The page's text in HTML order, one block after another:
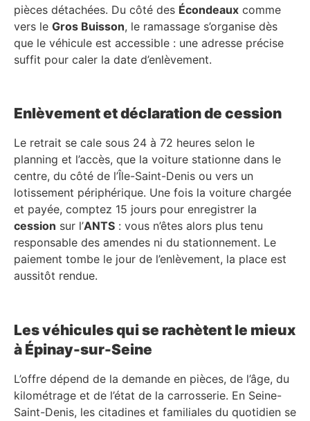
pièces détachées. Du côté des Écondeaux comme
vers le Gros Buisson, le ramassage s’organise dès
que le véhicule est accessible : une adresse précise
suffit pour caler la date d’enlèvement.
Enlèvement et déclaration de cession
Le retrait se cale sous 24 à 72 heures selon le
planning et l’accès, que la voiture stationne dans le
centre, du côté de l’Île-Saint-Denis ou vers un
lotissement périphérique. Une fois la voiture chargée
et payée, comptez 15 jours pour enregistrer la
cession sur l’ANTS : vous n’êtes alors plus tenu
responsable des amendes ni du stationnement. Le
paiement tombe le jour de l’enlèvement, la place est
aussitôt rendue.
Les véhicules qui se rachètent le mieux
à Épinay-sur-Seine
L’offre dépend de la demande en pièces, de l’âge, du
kilométrage et de l’état de la carrosserie. En Seine-
Saint-Denis, les citadines et familiales du quotidien se